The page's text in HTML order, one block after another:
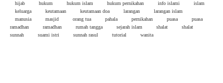
hijab
hukum hukum islam hukum pernikahan info islami
islam
keluarga
keutamaan keutamaan doa larangan
larangan islam
manusia
masjid orang tua pahala pernikahan puasa
puasa
ramadhan
ramadhan rumah tangga sejarah islam shalat
shalat
sunnah
suami istri sunnah rasul tutorial wanita